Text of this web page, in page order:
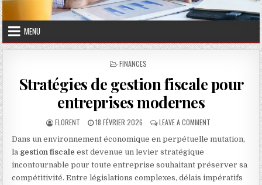
MENU
POSTED IN
FINANCES
Stratégies de gestion fiscale pour
entreprises modernes
AUTHOR:
FLORENT PUBLISHED DATE:
18 FÉVRIER 2026 LEAVE A COMMENTON STRATÉGIES
Dans un environnement économique en perpétuelle mutation,
la gestion fiscale est devenue un levier stratégique
incontournable pour toute entreprise souhaitant préserver sa
compétitivité. Entre législations complexes, délais impératifs